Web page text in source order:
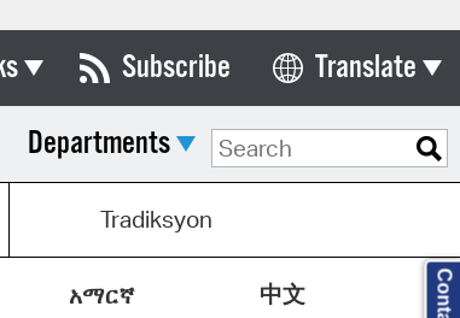
Council
Subscribe Translate
Select Language
Departments
Tradiksyon
አማርኛ 中文